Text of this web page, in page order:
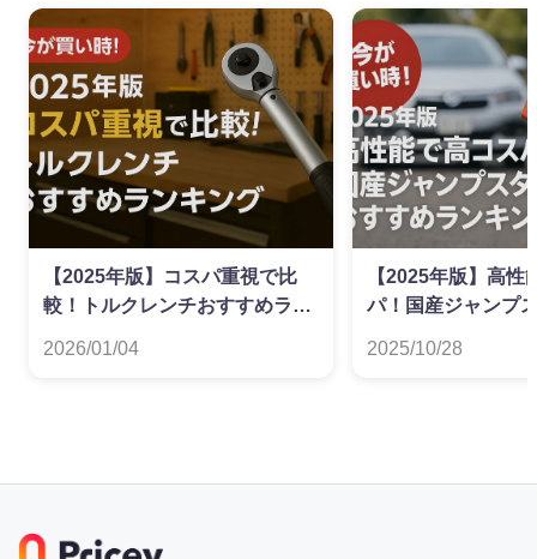
【2025年版】コスパ重視で比
較！トルクレンチおすすめラン
2026/01/04
【2025年版】高性
パ！国産ジャンプ
2025/10/28